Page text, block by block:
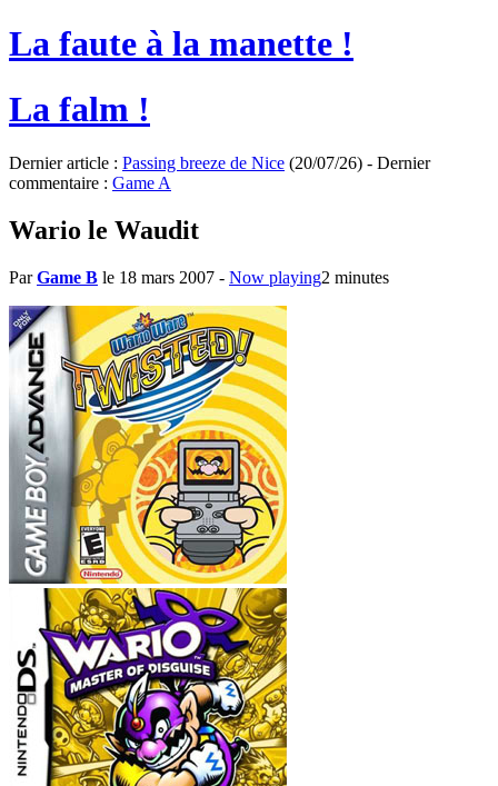
La faute à la manette !
La falm !
Dernier article : Passing breeze de Nice (20/07/26) - Dernier
commentaire : Game A
Wario le Waudit
ParGame B le 18 mars 2007 - Now playing2 minutes